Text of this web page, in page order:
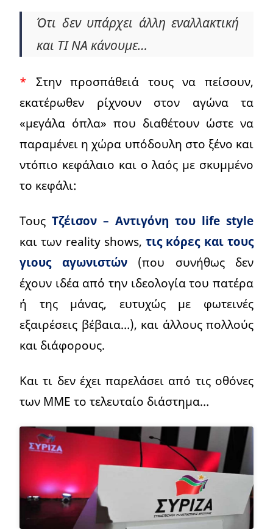
Ότι δεν υπάρχει άλλη εναλλακτική
και ΤΙ ΝΑ κάνουμε…
* Στην προσπάθειά τους να πείσουν,
εκατέρωθεν ρίχνουν στον αγώνα τα
«μεγάλα όπλα» που διαθέτουν ώστε να
παραμένει η χώρα υπόδουλη στο ξένο και
ντόπιο κεφάλαιο και ο λαός με σκυμμένο
το κεφάλι:
Τους Τζέισον – Αντιγόνη του life style
και των reality shows, τις κόρες και τους
γιους αγωνιστών (που συνήθως δεν
έχουν ιδέα από την ιδεολογία του πατέρα
ή της μάνας, ευτυχώς με φωτεινές
εξαιρέσεις βέβαια…), και άλλους πολλούς
και διάφορους.
Και τι δεν έχει παρελάσει από τις οθόνες
των ΜΜΕ το τελευταίο διάστημα…